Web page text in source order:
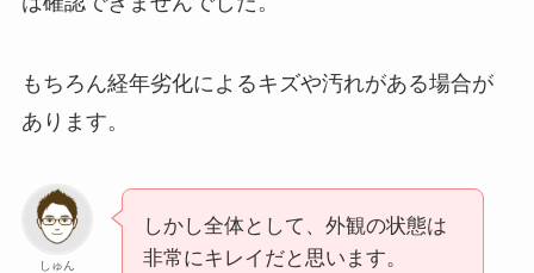
もちろん経年劣化によるキズや汚れがある場合が
あります。
しゅん
しかし全体として、外観の状態は
非常にキレイだと思います。